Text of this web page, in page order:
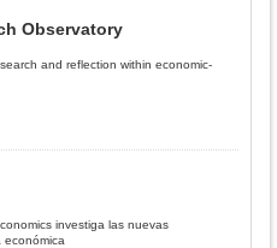
Observatory
and reflection within economic-
investiga las nuevas
económica